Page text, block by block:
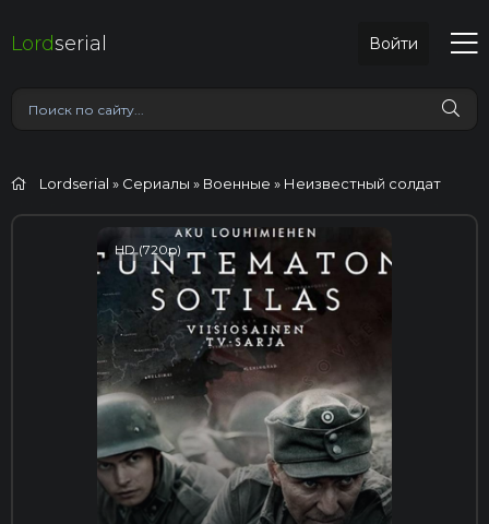
Lordserial Войти
Lordserial » Сериалы » Военные » Неизвестный солдат
HD (720p)